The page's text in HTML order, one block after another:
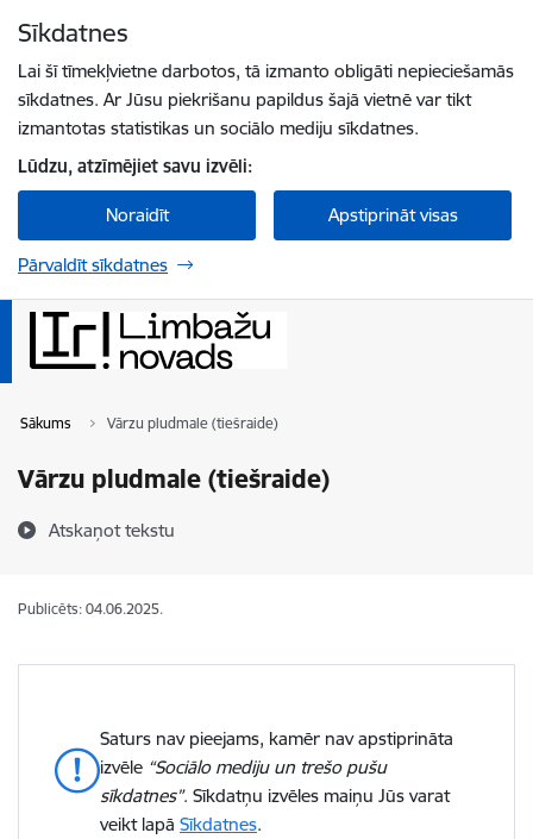
Sīkdatnes
Lai šī tīmekļvietne darbotos, tā izmanto obligāti nepieciešamās
sīkdatnes. Ar Jūsu piekrišanu papildus šajā vietnē var tikt
izmantotas statistikas un sociālo mediju sīkdatnes.
Lūdzu, atzīmējiet savu izvēli:
Noraidīt Apstiprināt visas
Pārvaldīt sīkdatnes
Sākums Vārzu pludmale (tiešraide)
Vārzu pludmale (tiešraide)
Atskaņot tekstu
Publicēts: 04.06.2025.
Saturs nav pieejams, kamēr nav apstiprināta
izvēle “Sociālo mediju un trešo pušu
sīkdatnes”. Sīkdatņu izvēles maiņu Jūs varat
veikt lapā Sīkdatnes.